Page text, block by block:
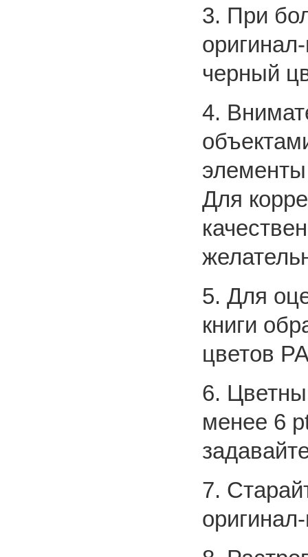
3. При
черный
4.
Для
5. Для
книги
цветов
6.
менее 6
7.